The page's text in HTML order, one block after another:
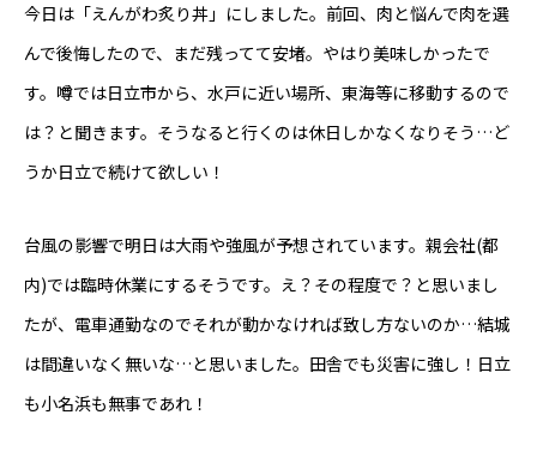
お知らせ
本日のつぶやき
今日は「えんがわ炙り丼」にしました。前回、肉と悩んで肉を選
んで後悔したので、まだ残ってて安堵。やはり美味しかったで
す。噂では日立市から、水戸に近い場所、東海等に移動するので
は？と聞きます。そうなると行くのは休日しかなくなりそう…ど
うか日立で続けて欲しい！
台風の影響で明日は大雨や強風が予想されています。親会社(都
内)では臨時休業にするそうです。え？その程度で？と思いまし
たが、電車通勤なのでそれが動かなければ致し方ないのか…結城
は間違いなく無いな…と思いました。田舎でも災害に強し！日立
も小名浜も無事であれ！